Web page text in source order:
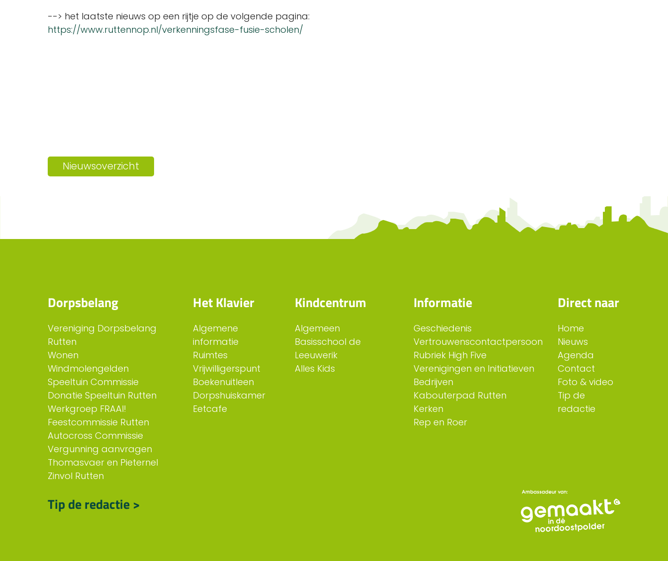
--> het laatste nieuws op een rijtje op de volgende pagina:
https://www.ruttennop.nl/verkenningsfase-fusie-scholen/
Nieuwsoverzicht
Dorpsbelang
Vereniging Dorpsbelang
Rutten
Wonen
Windmolengelden
Speeltuin Commissie
Donatie Speeltuin Rutten
Werkgroep FRAAI!
Feestcommissie Rutten
Autocross Commissie
Vergunning aanvragen
Thomasvaer en Pieternel
Zinvol Rutten
Het Klavier
Algemene
informatie
Ruimtes
Vrijwilligerspunt
Boekenuitleen
Dorpshuiskamer
Eetcafe
Kindcentrum
Algemeen
Basisschool de
Leeuwerik
Alles Kids
Informatie
Geschiedenis
Vertrouwenscontactpersoon
Rubriek High Five
Verenigingen en Initiatieven
Bedrijven
Kabouterpad Rutten
Kerken
Rep en Roer
Direct naar
Home
Nieuws
Agenda
Contact
Foto & video
Tip de
redactie
Tip de redactie >